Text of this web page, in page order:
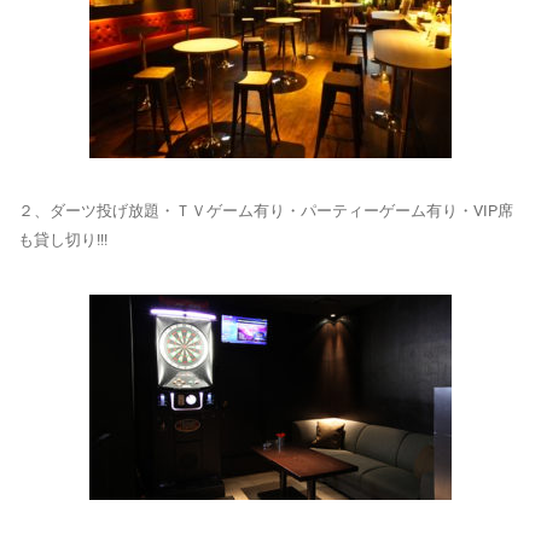
２、ダーツ投げ放題・ＴＶゲーム有り・パーティーゲーム有り・VIP席
も貸し切り!!!